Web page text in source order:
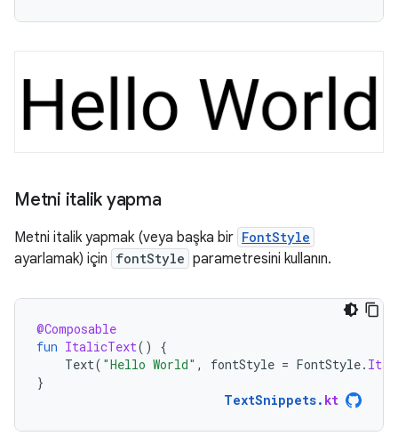
Metni italik yapma
Metni italik yapmak (veya başka bir FontStyle
ayarlamak) için fontStyle parametresini kullanın.
@Composable
fun ItalicText()
{
Text( "Hello World" , fontStyle = FontStyle.
}
TextSnippets. kt